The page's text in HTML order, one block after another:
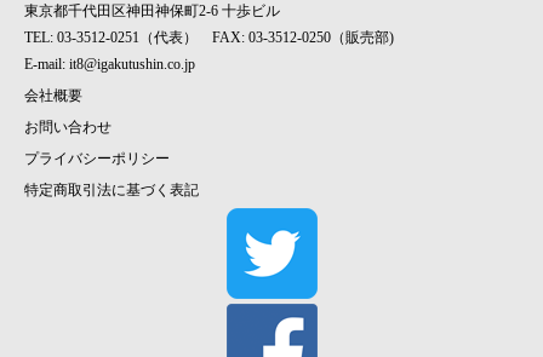
東京都千代田区神田神保町2-6 十歩ビル
TEL: 03-3512-0251（代表） FAX: 03-3512-0250（販売部)
E-mail: it8@igakutushin.co.jp
会社概要
お問い合わせ
プライバシーポリシー
特定商取引法に基づく表記